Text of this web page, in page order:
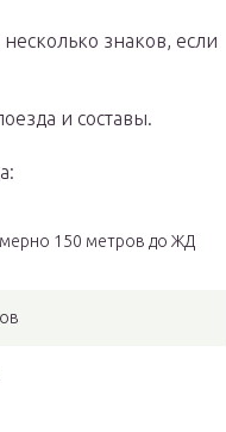
знаков, если
и составы.
150 метров до ЖД